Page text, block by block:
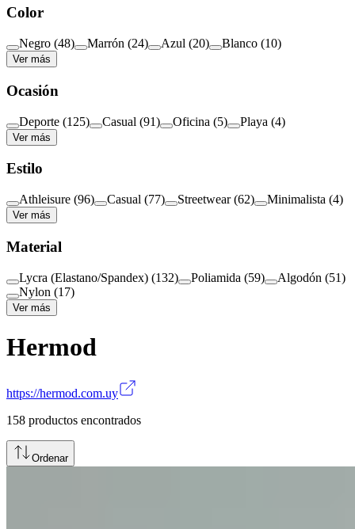
Color
Negro (48) Marrón (24) Azul (20) Blanco (10)
Ver más
Ocasión
Deporte (125) Casual (91) Oficina (5) Playa (4)
Ver más
Estilo
Athleisure (96) Casual (77) Streetwear (62) Minimalista (4)
Ver más
Material
Lycra (Elastano/Spandex) (132) Poliamida (59) Algodón (51)
Nylon (17)
Ver más
Hermod
https://hermod.com.uy
158 productos encontrados
Ordenar